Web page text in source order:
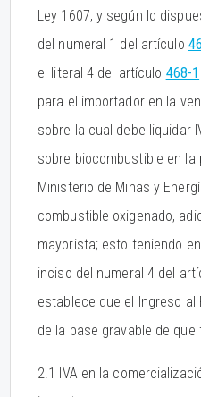
Ley 1607, y según lo
del numeral 1 del artículo
el literal 4 del artículo 468-1
para el importador en la
sobre la cual debe liquidar
sobre biocombustible en
Ministerio de Minas y
combustible oxigenado,
mayorista; esto teniendo
inciso del numeral 4 del
establece que el Ingreso
de la base gravable de
2.1 IVA en la